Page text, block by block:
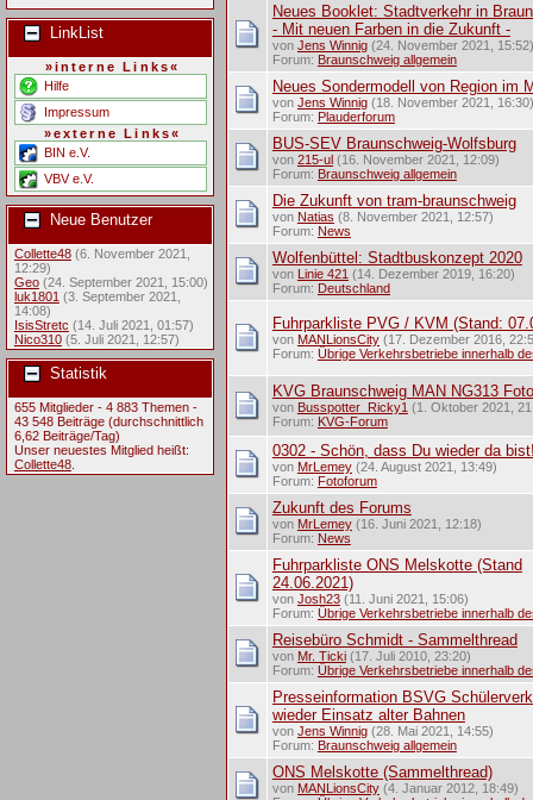
LinkList
»interne Links«
Hilfe
Impressum
»externe Links«
BIN e.V.
VBV e.V.
Neue Benutzer
Collette48 (6. November 2021,
12:29)
Geo (24. September 2021, 15:00)
luk1801 (3. September 2021,
14:08)
IsisStretc (14. Juli 2021, 01:57)
Nico310 (5. Juli 2021, 12:57)
Statistik
655 Mitglieder - 4 883 Themen -
43 548 Beiträge (durchschnittlich
6,62 Beiträge/Tag)
Unser neuestes Mitglied heißt:
Collette48.
Neues Booklet: Stadtverkehr in
- Mit neuen Farben in die Zukunft -
von Jens Winnig(24. November 2021, 15:52)
Forum: Braunschweig allgemein
Neues Sondermodell von Region im
von Jens Winnig(18. November 2021, 16:30)
Forum: Plauderforum
BUS-SEV Braunschweig-Wolfsburg
von 215-ul(16. November 2021, 12:09)
Forum: Braunschweig allgemein
Die Zukunft von tram-braunschweig
von Natias (8. November 2021, 12:57)
Forum: News
Wolfenbüttel: Stadtbuskonzept 2020
von Linie 421 (14. Dezember 2019, 16:20)
Forum: Deutschland
Fuhrparkliste PVG / KVM (Stand:
von MANLionsCity(17. Dezember 2016,
Forum: Übrige Verkehrsbetriebe innerhalb
KVG Braunschweig MAN NG313
von Busspotter_Ricky1 (1. Oktober 2021,
Forum: KVG-Forum
0302 - Schön, dass Du wieder da
von MrLemey(24. August 2021, 13:49)
Forum: Fotoforum
Zukunft des Forums
von MrLemey(16. Juni 2021, 12:18)
Forum: News
Fuhrparkliste ONS Melskotte (Stand
24.06.2021)
von Josh23(11. Juni 2021, 15:06)
Forum: Übrige Verkehrsbetriebe innerhalb
Reisebüro Schmidt - Sammelthread
von Mr. Ticki(17. Juli 2010, 23:20)
Forum: Übrige Verkehrsbetriebe innerhalb
Presseinformation BSVG
wieder Einsatz alter Bahnen
von Jens Winnig(28. Mai 2021, 14:55)
Forum: Braunschweig allgemein
ONS Melskotte (Sammelthread)
von MANLionsCity(4. Januar 2012, 18:49)